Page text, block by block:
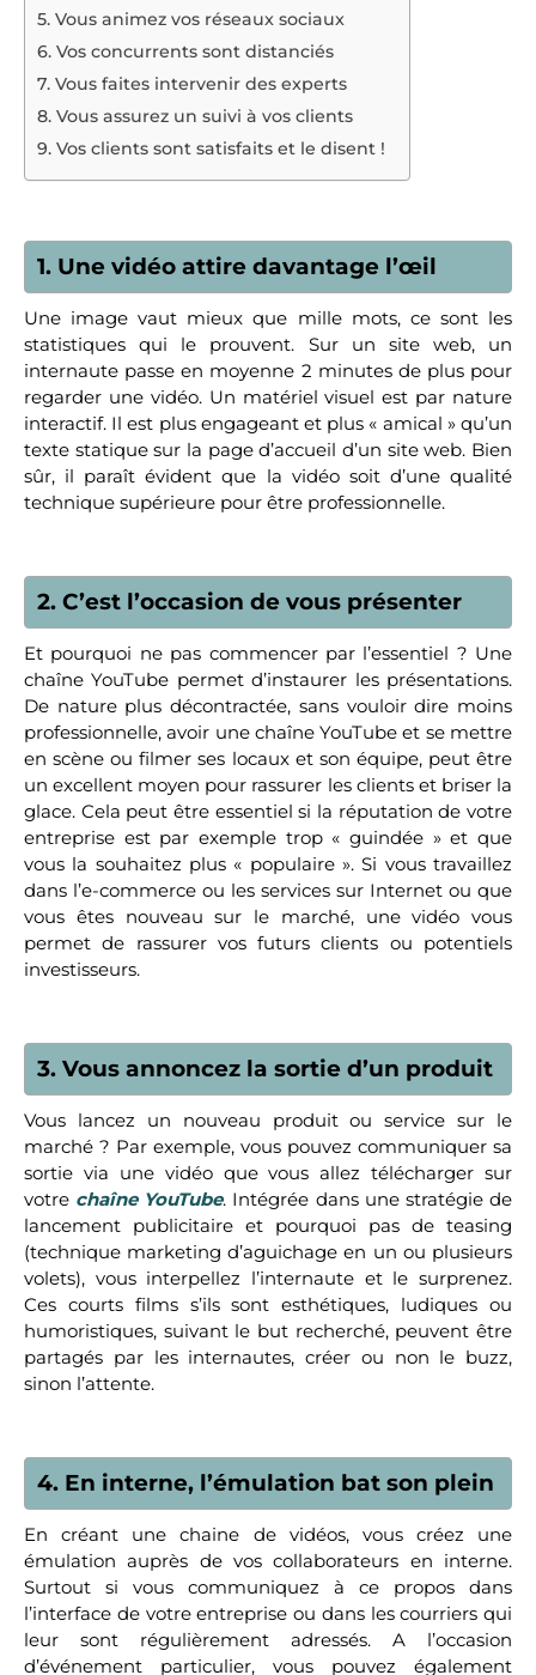
5. Vous animez vos réseaux sociaux
6. Vos concurrents sont distanciés
7. Vous faites intervenir des experts
8. Vous assurez un suivi à vos clients
9. Vos clients sont satisfaits et le disent !
1. Une vidéo attire davantage l’œil
Une image vaut mieux que mille mots, ce sont les
statistiques qui le prouvent. Sur un site web, un
internaute passe en moyenne 2 minutes de plus pour
regarder une vidéo. Un matériel visuel est par nature
interactif. Il est plus engageant et plus « amical » qu’un
texte statique sur la page d’accueil d’un site web. Bien
sûr, il paraît évident que la vidéo soit d’une qualité
technique supérieure pour être professionnelle.
2. C’est l’occasion de vous présenter
Et pourquoi ne pas commencer par l’essentiel ? Une
chaîne YouTube permet d’instaurer les présentations.
De nature plus décontractée, sans vouloir dire moins
professionnelle, avoir une chaîne YouTube et se mettre
en scène ou filmer ses locaux et son équipe, peut être
un excellent moyen pour rassurer les clients et briser la
glace. Cela peut être essentiel si la réputation de votre
entreprise est par exemple trop « guindée » et que
vous la souhaitez plus « populaire ». Si vous travaillez
dans l’e-commerce ou les services sur Internet ou que
vous êtes nouveau sur le marché, une vidéo vous
permet de rassurer vos futurs clients ou potentiels
investisseurs.
3. Vous annoncez la sortie d’un produit
Vous lancez un nouveau produit ou service sur le
marché ? Par exemple, vous pouvez communiquer sa
sortie via une vidéo que vous allez télécharger sur
votre chaîne YouTube. Intégrée dans une stratégie de
lancement publicitaire et pourquoi pas de teasing
(technique marketing d’aguichage en un ou plusieurs
volets), vous interpellez l’internaute et le surprenez.
Ces courts films s’ils sont esthétiques, ludiques ou
humoristiques, suivant le but recherché, peuvent être
partagés par les internautes, créer ou non le buzz,
sinon l’attente.
4. En interne, l’émulation bat son plein
En créant une chaine de vidéos, vous créez une
émulation auprès de vos collaborateurs en interne.
Surtout si vous communiquez à ce propos dans
l’interface de votre entreprise ou dans les courriers qui
leur sont régulièrement adressés. A l’occasion
d’événement particulier, vous pouvez également